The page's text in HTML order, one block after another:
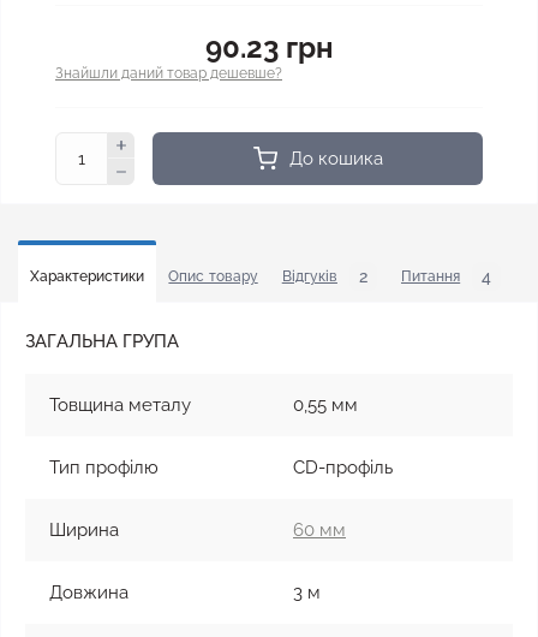
90.23 грн
Знайшли даний товар дешевше?
До кошика
Характеристики Опис товару Відгуків 2 Питання 4
ЗАГАЛЬНА ГРУПА
Товщина металу 0,55 мм
Тип профілю CD-профіль
Ширина 60 мм
Довжина 3 м